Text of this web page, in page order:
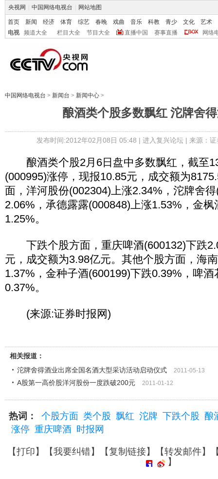
央视网 中国网络电视台 网站地图
首页 新闻 经济 体育 综艺 春晚 戏曲 音乐 科教 青少 文化
艺术
电视
频道大全 栏目大全 节目大全 直播中国 赛事直播 网络
中国网络电视台 > 新闻台 > 新闻中心 >
酿酒类个股多数飘红 沱牌舍
发布时间:2012年02月08日 05:48 | 进入复兴论坛| 来源：
酿酒类个股2月6日盘中多数飘红，截至
(000995)涨停，现报10.85元，成交额为
面，洋河股份(002304)上涨2.34%，沱牌舍
2.06%，承德露露(000848)上涨1.53%，金
1.25%。
下跌个股方面，重庆啤酒(600132)下跌
元，成交额为3.98亿元。其他个股方面，海
1.37%，金种子酒(600199)下跌0.39%，啤酒
0.37%。
(来源:证券时报网)
相关报道：
沱牌舍得酒业出席全国名酒大型采访活动启动仪式
2011-05-13
A股第一高价股洋河股份一度跌破200元 2011-01-12
热词： 个股方面 类个股 飘红 沱牌 下跌个股 酿
涨停 重庆啤酒 时报网
【打印】【我要纠错】【复制链接】【转发邮件】
】